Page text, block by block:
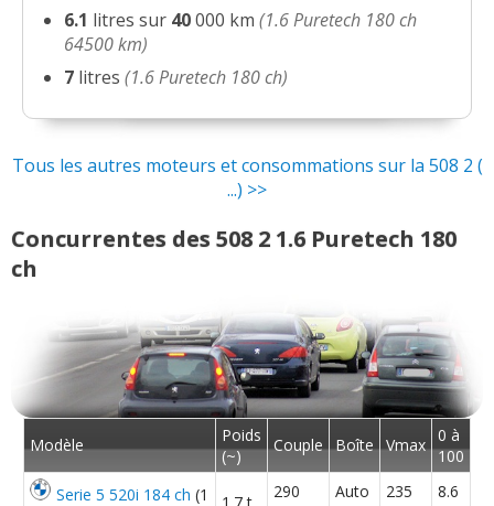
6.1 litres sur 40000 km(1.6 Puretech 180 ch
64500 km)
7 litres(1.6 Puretech 180 ch)
Tous les autres moteurs et consommations sur la 508 2 (
...) >>
Concurrentes des 508 2 1.6 Puretech 180
ch
Modèle
Poids
(~)
Couple Boîte Vmax 0 à
100
Serie 5 520i 184 ch (1
290
Auto
235
8.6